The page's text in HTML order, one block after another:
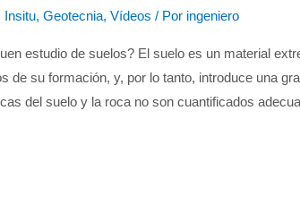
Insitu, Geotecnia, Vídeos / Por ingeniero
estudio de suelos? El suelo es un material
de su formación, y, por lo tanto, introduce una
del suelo y la roca no son cuantificados